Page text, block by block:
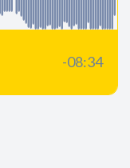
-08:34